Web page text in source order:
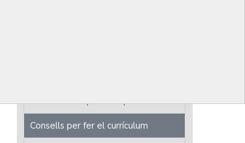
Borsa treball per a Empreses
Consells per fer el currículum